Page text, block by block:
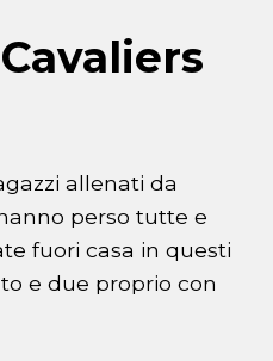
allenati da
perso tutte e
fuori casa in questi
e due proprio con